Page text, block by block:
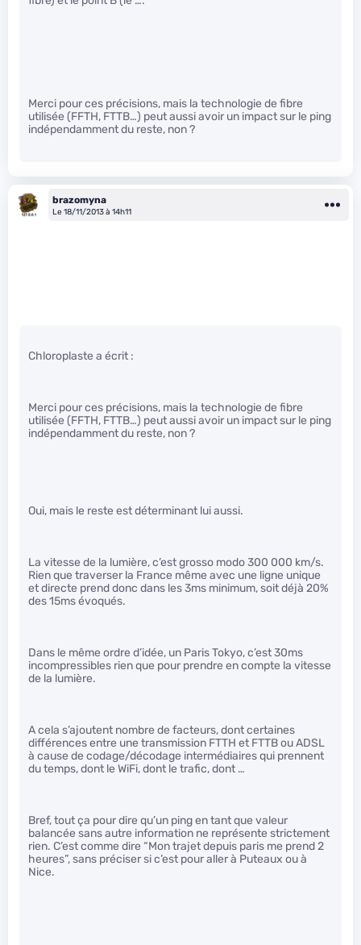
Merci pour ces précisions, mais la technologie de fibre
utilisée (FFTH, FTTB…) peut aussi avoir un impact sur le ping
indépendamment du reste, non ?
brazomyna
Le 18/11/2013 à 14h11
Chloroplaste a écrit :
Merci pour ces précisions, mais la technologie de fibre
utilisée (FFTH, FTTB…) peut aussi avoir un impact sur le ping
indépendamment du reste, non ?
Oui, mais le reste est déterminant lui aussi.
La vitesse de la lumière, c’est grosso modo 300 000 km/s.
Rien que traverser la France même avec une ligne unique
et directe prend donc dans les 3ms minimum, soit déjà 20%
des 15ms évoqués.
Dans le même ordre d’idée, un Paris Tokyo, c’est 30ms
incompressibles rien que pour prendre en compte la vitesse
de la lumière.
A cela s’ajoutent nombre de facteurs, dont certaines
différences entre une transmission FTTH et FTTB ou ADSL
à cause de codage/décodage intermédiaires qui prennent
du temps, dont le WiFi, dont le trafic, dont …
Bref, tout ça pour dire qu’un ping en tant que valeur
balancée sans autre information ne représente strictement
rien. C’est comme dire “Mon trajet depuis paris me prend 2
heures”, sans préciser si c’est pour aller à Puteaux ou à
Nice.